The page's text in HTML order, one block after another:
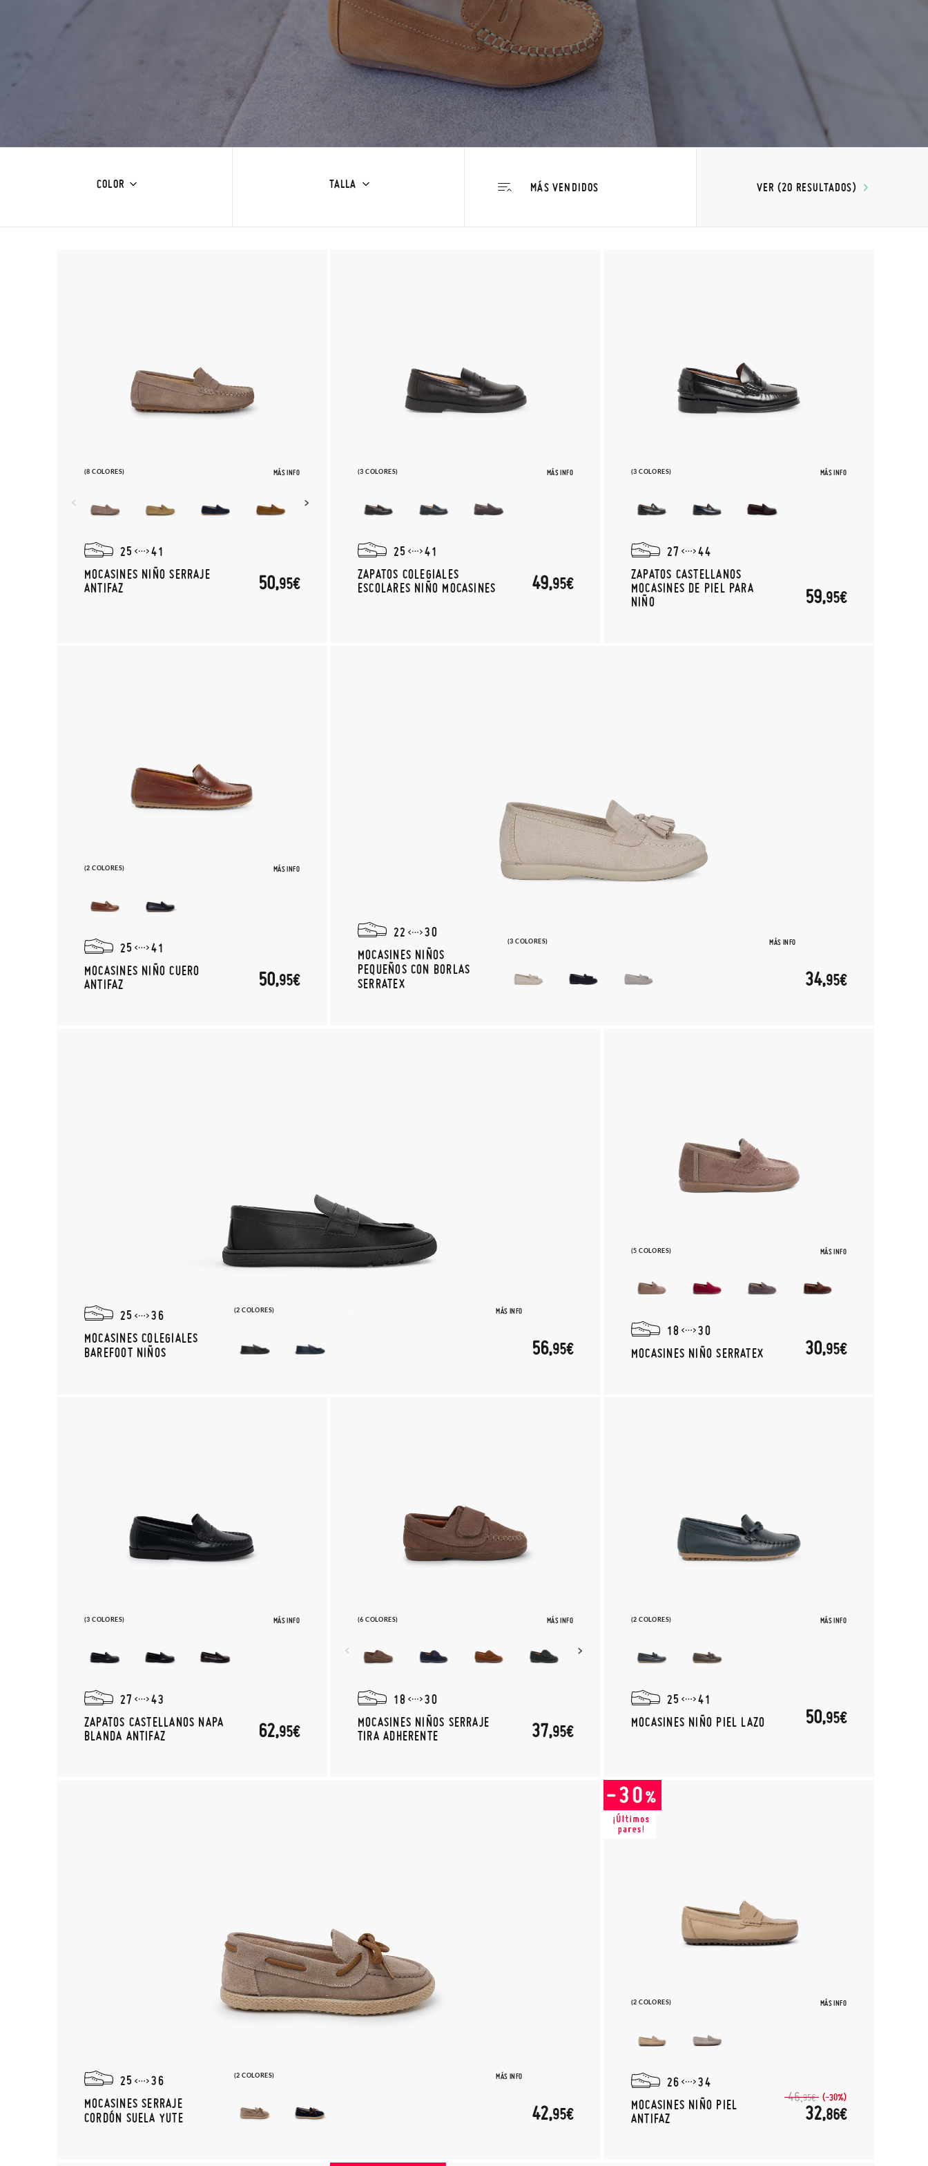
COLOR TALLA VER (20 RESULTADOS)
(8 COLORES) MÁS INFO
25
41
MOCASINES NIÑO SERRAJE
ANTIFAZ
50,95€
(3 COLORES) MÁS INFO
25
41
ZAPATOS COLEGIALES
ESCOLARES NIÑO MOCASINES
49,95€
(3 COLORES) MÁS INFO
27
44
ZAPATOS CASTELLANOS
MOCASINES DE PIEL PARA
NIÑO
59,95€
(2 COLORES) MÁS INFO
25
41
MOCASINES NIÑO CUERO
ANTIFAZ
50,95€
(3 COLORES) MÁS INFO
22
30
MOCASINES NIÑOS
PEQUEÑOS CON BORLAS
SERRATEX
34,95€
(2 COLORES) MÁS INFO
25
36
MOCASINES COLEGIALES
BAREFOOT NIÑOS
56,95€
(5 COLORES) MÁS INFO
18
30
MOCASINES NIÑO SERRATEX
30,95€
(3 COLORES) MÁS INFO
27
43
ZAPATOS CASTELLANOS NAPA
BLANDA ANTIFAZ
62,95€
(6 COLORES) MÁS INFO
18
30
MOCASINES NIÑOS SERRAJE
TIRA ADHERENTE
37,95€
(2 COLORES) MÁS INFO
25
41
MOCASINES NIÑO PIEL LAZO
50,95€
(2 COLORES) MÁS INFO
25
36
MOCASINES SERRAJE
CORDÓN SUELA YUTE
42,95€
(2 COLORES) MÁS INFO
26
34
MOCASINES NIÑO PIEL
ANTIFAZ
46,95€ (-30%)
32,86€